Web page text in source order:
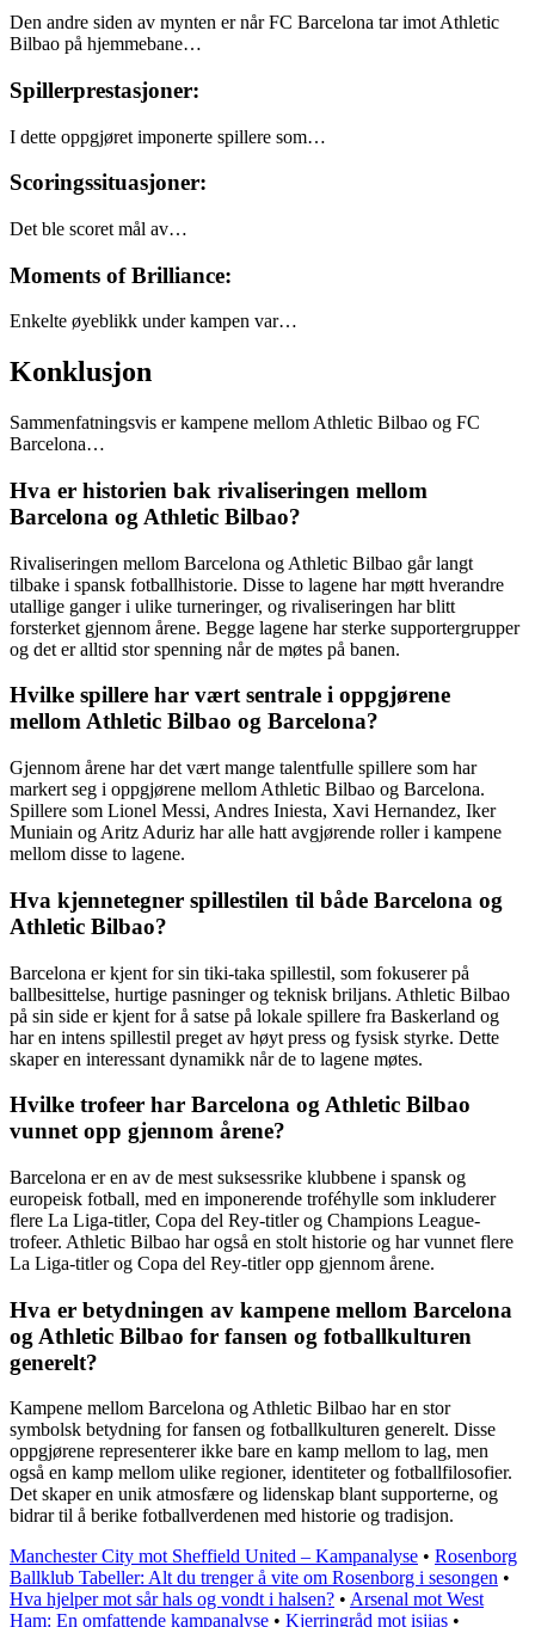
Den andre siden av mynten er når FC Barcelona tar imot Athletic
Bilbao på hjemmebane…
Spillerprestasjoner:
I dette oppgjøret imponerte spillere som…
Scoringssituasjoner:
Det ble scoret mål av…
Moments of Brilliance:
Enkelte øyeblikk under kampen var…
Konklusjon
Sammenfatningsvis er kampene mellom Athletic Bilbao og FC
Barcelona…
Hva er historien bak rivaliseringen mellom
Barcelona og Athletic Bilbao?
Rivaliseringen mellom Barcelona og Athletic Bilbao går langt
tilbake i spansk fotballhistorie. Disse to lagene har møtt hverandre
utallige ganger i ulike turneringer, og rivaliseringen har blitt
forsterket gjennom årene. Begge lagene har sterke supportergrupper
og det er alltid stor spenning når de møtes på banen.
Hvilke spillere har vært sentrale i oppgjørene
mellom Athletic Bilbao og Barcelona?
Gjennom årene har det vært mange talentfulle spillere som har
markert seg i oppgjørene mellom Athletic Bilbao og Barcelona.
Spillere som Lionel Messi, Andres Iniesta, Xavi Hernandez, Iker
Muniain og Aritz Aduriz har alle hatt avgjørende roller i kampene
mellom disse to lagene.
Hva kjennetegner spillestilen til både Barcelona og
Athletic Bilbao?
Barcelona er kjent for sin tiki-taka spillestil, som fokuserer på
ballbesittelse, hurtige pasninger og teknisk briljans. Athletic Bilbao
på sin side er kjent for å satse på lokale spillere fra Baskerland og
har en intens spillestil preget av høyt press og fysisk styrke. Dette
skaper en interessant dynamikk når de to lagene møtes.
Hvilke trofeer har Barcelona og Athletic Bilbao
vunnet opp gjennom årene?
Barcelona er en av de mest suksessrike klubbene i spansk og
europeisk fotball, med en imponerende troféhylle som inkluderer
flere La Liga-titler, Copa del Rey-titler og Champions League-
trofeer. Athletic Bilbao har også en stolt historie og har vunnet flere
La Liga-titler og Copa del Rey-titler opp gjennom årene.
Hva er betydningen av kampene mellom Barcelona
og Athletic Bilbao for fansen og fotballkulturen
generelt?
Kampene mellom Barcelona og Athletic Bilbao har en stor
symbolsk betydning for fansen og fotballkulturen generelt. Disse
oppgjørene representerer ikke bare en kamp mellom to lag, men
også en kamp mellom ulike regioner, identiteter og fotballfilosofier.
Det skaper en unik atmosfære og lidenskap blant supporterne, og
bidrar til å berike fotballverdenen med historie og tradisjon.
Manchester City mot Sheffield United – Kampanalyse • Rosenborg
Ballklub Tabeller: Alt du trenger å vite om Rosenborg i sesongen •
Hva hjelper mot sår hals og vondt i halsen? • Arsenal mot West
Ham: En omfattende kampanalyse • Kjerringråd mot isjias •